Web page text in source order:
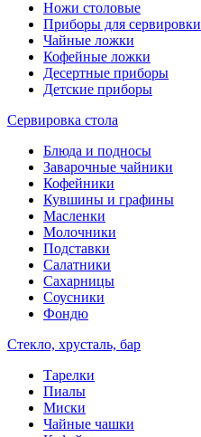
Ножи столовые
Приборы для сервировки
Чайные ложки
Кофейные ложки
Десертные приборы
Детские приборы
Сервировка стола
Блюда и подносы
Заварочные чайники
Кофейники
Кувшины и графины
Масленки
Молочники
Подставки
Салатники
Сахарницы
Соусники
Фондю
Стекло, хрусталь, бар
Тарелки
Пиалы
Миски
Чайные чашки